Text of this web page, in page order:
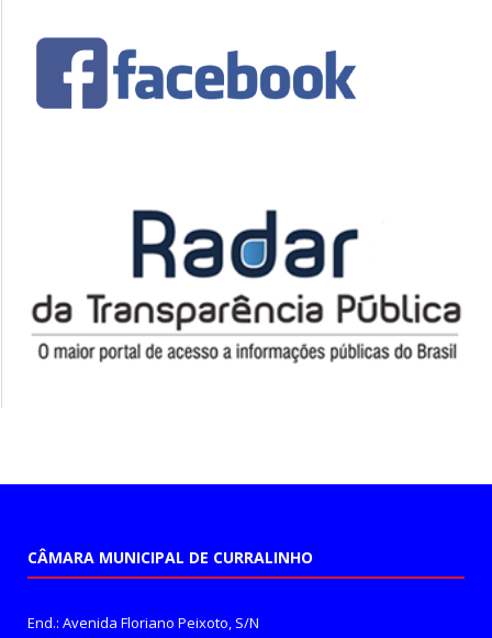
CÂMARA MUNICIPAL DE CURRALINHO
End.: Avenida Floriano Peixoto, S/N